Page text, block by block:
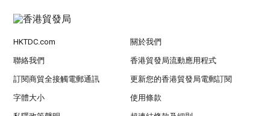
HKTDC.com 關於我們
聯絡我們 香港貿發局流動應用程式
訂閱商貿全接觸電郵通訊 更新您的香港貿發局電郵訂閱
字體大小 使用條款